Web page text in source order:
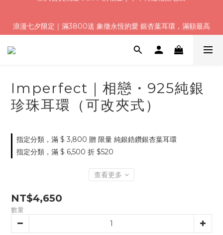
折520
折520
加入會員就送＄200 購物金｜下單再送禮贈包裝
浪漫七夕限定｜滿3800送 象徵永恆的愛 銀杏葉耳環，滿額最高
折520
Imperfect｜相戀・925純銀
珍珠耳環（可改夾式）
指定分類，滿 $ 3,800 贈 限量 純銀鋯鑽銀杏葉耳環
指定分類，滿 $ 6,500 折 $520
查看更多
NT$4,650
數量